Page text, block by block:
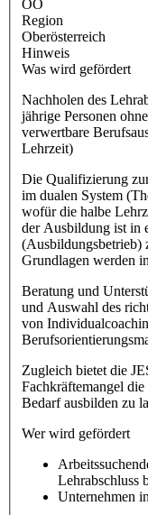
OÖ
Region
Oberösterreich
Hinweis
Was wird gefördert
Nachholen des
jährige Personen
verwertbare
Lehrzeit)
Die Qualifizierung
im dualen System
wofür die halbe
der Ausbildung ist in
(Ausbildungsbetrieb)
Grundlagen werden
Beratung und
und Auswahl des
von
Zugleich bietet die
Fachkräftemangel
Bedarf ausbilden zu
Wer wird gefördert
Lehrabschluss
Unternehmen